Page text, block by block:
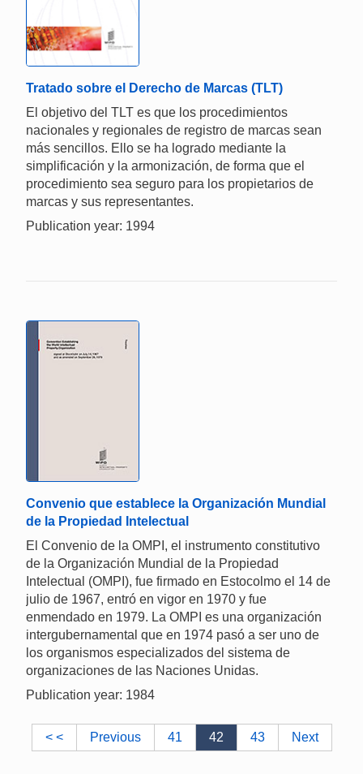
Tratado sobre el Derecho de Marcas (TLT)
El objetivo del TLT es que los procedimientos
nacionales y regionales de registro de marcas sean
más sencillos. Ello se ha logrado mediante la
simplificación y la armonización, de forma que el
procedimiento sea seguro para los propietarios de
marcas y sus representantes.
Publication year: 1994
Convenio que establece la Organización Mundial
de la Propiedad Intelectual
El Convenio de la OMPI, el instrumento constitutivo
de la Organización Mundial de la Propiedad
Intelectual (OMPI), fue firmado en Estocolmo el 14 de
julio de 1967, entró en vigor en 1970 y fue
enmendado en 1979. La OMPI es una organización
intergubernamental que en 1974 pasó a ser uno de
los organismos especializados del sistema de
organizaciones de las Naciones Unidas.
Publication year: 1984
< < Previous 41 42 43 Next